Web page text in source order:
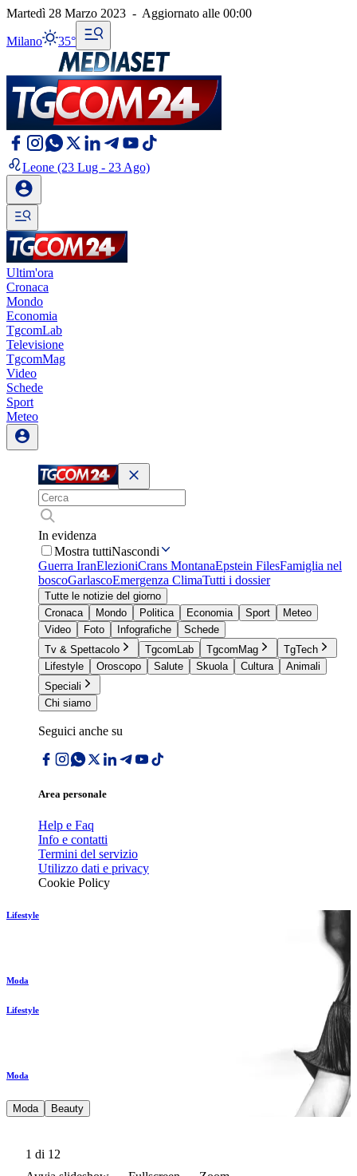
Martedì 28 Marzo 2023 - Aggiornato alle 00:00
Milano 35°
Leone (23 Lug - 23 Ago)
Ultim'ora
Cronaca
Mondo
Economia
TgcomLab
Televisione
TgcomMag
Video
Schede
Sport
Meteo
In evidenza
Mostra tuttiNascondi
Guerra IranElezioniCrans MontanaEpstein FilesFamiglia nel
boscoGarlascoEmergenza ClimaTutti i dossier
Tutte le notizie del giorno
Cronaca
Mondo Politica Economia Sport
Meteo
Video
Foto Infografiche
Schede
Tv & Spettacolo
TgcomLab TgcomMag
TgTech
Lifestyle
Oroscopo Salute Skuola Cultura
Animali
Speciali
Chi siamo
Seguici anche su
Area personale
Help e Faq
Info e contatti
Termini del servizio
Utilizzo dati e privacy
Cookie Policy
Lifestyle
Moda
Lifestyle
Moda
Moda Beauty
1 di 12